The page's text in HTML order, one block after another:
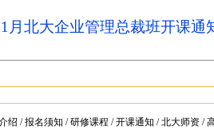
月北大企业管理总裁班开课通
绍 / 报名须知 / 研修课程 / 开课通知 / 北大师资 /